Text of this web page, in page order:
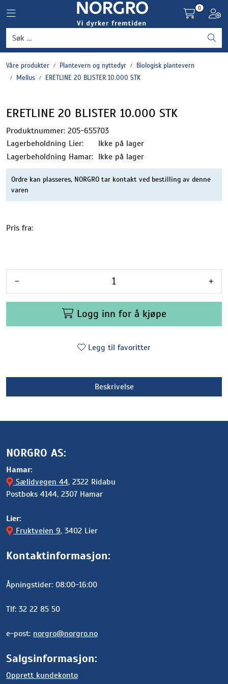
Toggle navigation
0
Våre produkter Plantevern og nyttedyr
Biologisk plantevern
Mellus
ERETLINE 20 BLISTER 10.000 STK
ERETLINE 20 BLISTER 10.000 STK
Produktnummer: 205-655703
Lagerbeholdning Lier:
Ikke på lager
Lagerbeholdning Hamar: Ikke på lager
Ordre kan plasseres, NORGRO tar kontakt ved bestilling av denne
varen
Pris fra:
- +
Logg inn for å kjøpe
Legg til favoritter
Beskrivelse
NORGRO AS:
Hamar:
Sælidvegen 44, 2322 Ridabu
Postboks 4144, 2307 Hamar
Lier:
Fruktveien 9, 3402 Lier
Kontaktinformasjon:
Åpningstider: 08:00-16:00
Tlf: 32 22 85 50
e-post: norgro@norgro.no
Salgsinformasjon:
Opprett kundekonto
Grønnsaker
Settepotet og setteløk
Plantevern og nyttedyr
Blomster, potter og brett
Driftsmidler